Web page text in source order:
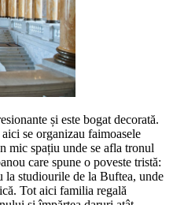
și este bogat decorată.
se organizau faimoasele
mic spațiu unde se afla tronul
care spune o poveste tristă:
studiourile de la Buftea, unde
Tot aici familia regală